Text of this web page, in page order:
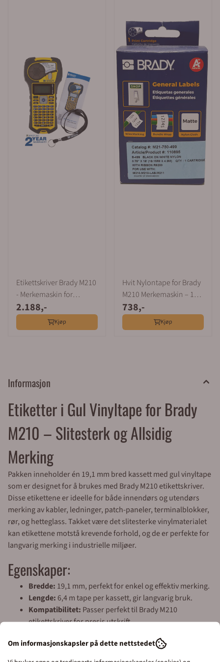
privatpersoner: Betal enkelt med Klarna eller Vipps. Vi
tilbyr rask levering – forventet leveringstid er ca. 1 uke.
Trenger du varene raskt? Velg bedriftspakke over natt
eller budbil i Oslo, Akershus og Østfold. Merkefabrikken
er lokalisert i Hølen, Vestby kommune, og vi er
tilgjengelige mandag til fredag fra 08.00 til 16.00.
Telefon: 64 80 90 50 E-post: post@merkefabrikken.no
Etikettskriver Brady M210
- Merkemaskin for
Profesjonell Merking
2.188,-
Kjøp
Hvit Nylontape for Brady
M210 Merkemaskin – 19
mm x 4,9 m
738,-
Kjøp
Informasjon
Etiketter i Gul Vinyltape for Brady
M210 – Slitesterk og Allsidig
Merking
Pakken inneholder én 19,1 mm bred kassett med gul vinyltape
som er designet for å brukes med Brady M210 etikettskriver.
Disse etikettene er ideelle for både innendørs og utendørs
merking av kabler, ledninger, patch-paneler, terminalblokker,
rør, og hetteglass. Takket være det slitesterke vinylmaterialet
kan etikettene motstå krevende forhold, og de er perfekte for
langvarig merking i industrielle miljøer.
Egenskaper:
Bredde: 19,1 mm, perfekt for enkel og effektiv merking.
Lengde: 6,4 m tape per kassett, gir langvarig bruk.
Kompatibilitet: Passer perfekt til Brady M210
etikettskriver for presis utskrift.
innendørs og utendørs forhold.
Bruksområder:
Perfekt for merking av kabler,
Om informasjonskapsler på dette nettstedet